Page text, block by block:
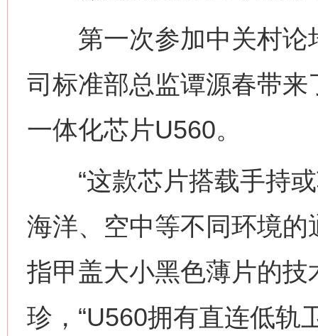
第一次参加中关村论
司标准部总监谭源春带
一体化芯片U560。
“这款芯片搭载手持或
海洋、空中等不同环境的
指甲盖大小黑色薄片的
珍，“U560拥有直连低轨